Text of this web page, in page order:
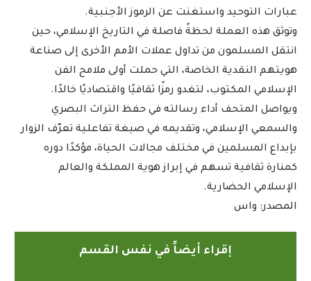
عبارات التوحيد واستغنت عن الرموز الأجنبية.
وتوثق هذه العملة لحظةً فاصلة في التاريخ الإسلامي، حين
انتقل المسلمون من تداول عملات الأمم الأخرى إلى صناعة
هويتهم النقدية الخاصة، التي حملت أولى ملامح الفن
الإسلامي المكتوب، لتغدو رمزًا ثقافيًا واقتصاديًا خالدًا.
ويواصل المتحف أداء رسالته في حفظ التراث البصري
والسمعي الإسلامي، وتقديمه في صيغة تفاعلية تعرّف الزوار
بإبداع المسلمين في مختلف مجالات الحياة، مؤكدًا دوره
كمنارة ثقافية تسهم في إبراز هوية المملكة والعالم
الإسلامي الحضارية.
المصدر: واس
إقراء أيضاً في نفس القسم